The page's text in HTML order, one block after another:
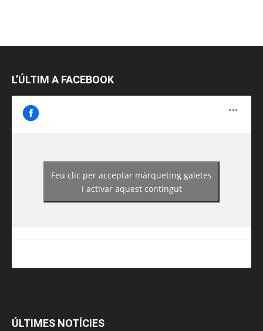
L’ÚLTIM A FACEBOOK
https://www.facebook.com/guiadereus/
Feu clic per acceptar màrqueting galetes
i activar aquest contingut
ÚLTIMES NOTÍCIES